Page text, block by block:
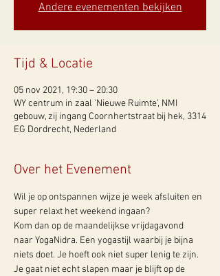
Andere evenementen bekijken
Tijd & Locatie
05 nov 2021, 19:30 – 20:30
WY centrum in zaal 'Nieuwe Ruimte', NMI
gebouw, zij ingang Coornhertstraat bij hek, 3314
EG Dordrecht, Nederland
Over het Evenement
Wil je op ontspannen wijze je week afsluiten en
super relaxt het weekend ingaan?
Kom dan op de maandelijkse vrijdagavond
naar YogaNidra. Een yogastijl waarbij je bijna
niets doet. Je hoeft ook niet super lenig te zijn.
Je gaat niet echt slapen maar je blijft op de